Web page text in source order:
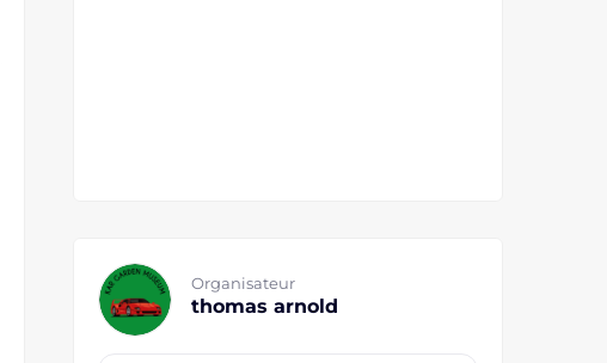
Organisateur
thomas arnold